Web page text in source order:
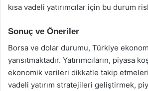
kısa vadeli yatırımcılar için bu durum
Sonuç ve Öneriler
Borsa ve dolar durumu, Türkiye
yansıtmaktadır. Yatırımcıların, piyasa
ekonomik verileri dikkatle takip
vadeli yatırım stratejileri geliştirmek,